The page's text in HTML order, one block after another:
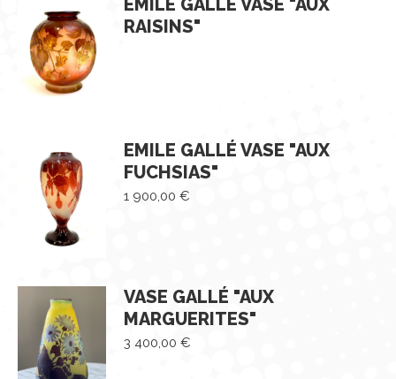
EMILE GALLÉ VASE "AUX
RAISINS"
EMILE GALLÉ VASE "AUX
FUCHSIAS"
1 900,00 €
VASE GALLÉ "AUX
MARGUERITES"
3 400,00 €